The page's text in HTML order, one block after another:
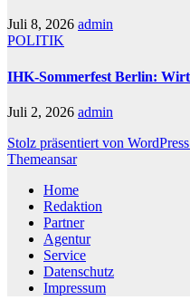
Juli 8, 2026 admin
POLITIK
IHK-Sommerfest Berlin:
Juli 2, 2026 admin
Stolz präsentiert von WordPress
Themeansar
Home
Redaktion
Partner
Agentur
Service
Datenschutz
Impressum